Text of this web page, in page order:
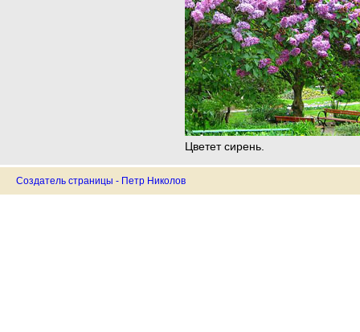
Цветет сирень.
Создатель страницы - Петр Николов